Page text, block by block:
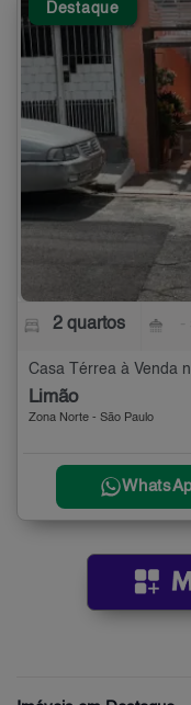
Destaque
2 quartos
Casa Térrea à Venda
Limão
Zona Norte - São Paulo